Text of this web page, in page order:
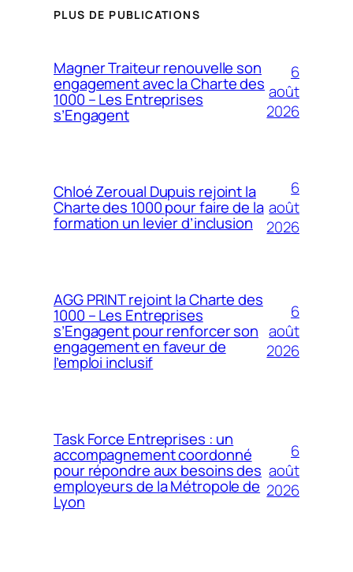
PLUS DE PUBLICATIONS
Magner Traiteur renouvelle son
engagement avec la Charte des
1000 – Les Entreprises
s’Engagent
6
août
2026
Chloé Zeroual Dupuis rejoint la
Charte des 1000 pour faire de la
formation un levier d’inclusion
6
août
2026
AGG PRINT rejoint la Charte des
1000 – Les Entreprises
s’Engagent pour renforcer son
engagement en faveur de
l’emploi inclusif
6
août
2026
Task Force Entreprises : un
accompagnement coordonné
pour répondre aux besoins des
employeurs de la Métropole de
Lyon
6
août
2026